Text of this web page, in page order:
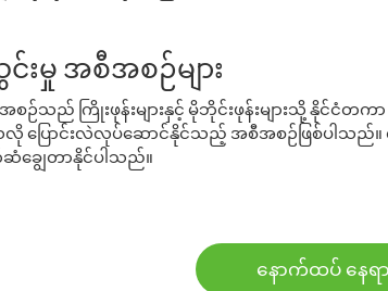
းမှု အစီအစဉ်များ
စဉ်သည် ကြိုးဖုန်းများနှင့် မိုဘိုင်းဖုန်းများသို့ နိုင်ငံ
ပြောင်းလဲလုပ်ဆောင်နိုင်သည့် အစီအစဉ်ဖြစ်ပါသည်။
ဆံချွေတာနိုင်ပါသည်။
နောက်ထပ် နေရ